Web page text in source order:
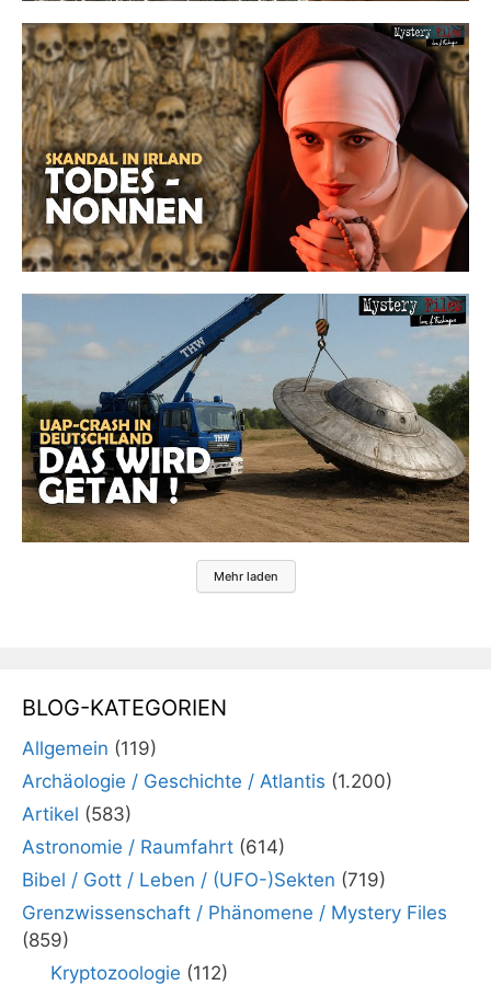
Mehr laden
BLOG-KATEGORIEN
Allgemein (119)
Archäologie / Geschichte / Atlantis (1.200)
Artikel (583)
Astronomie / Raumfahrt (614)
Bibel / Gott / Leben / (UFO-)Sekten (719)
Grenzwissenschaft / Phänomene / Mystery Files
(859)
Kryptozoologie (112)